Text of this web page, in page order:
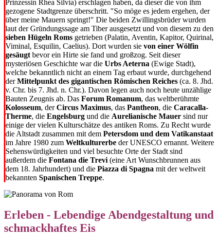
Prinzessin Rhea Silvia) erschlagen haben, da dieser die von ihm
gezogene Stadtgrenze überschritt. "So möge es jedem ergehen, der
über meine Mauern springt!" Die beiden Zwillingsbrüder wurden
laut der Gründungssage am Tiber ausgesetzt und von diesem zu den
sieben Hügeln Roms getrieben (Palatin, Aventin, Kapitor, Quirinal,
Viminal, Esquilin, Caelius). Dort wurden sie von einer Wölfin
gesäugt bevor ein Hirte sie fand und großzog. Seit dieser
mysteriösen Geschichte war die Urbs Aeterna (Ewige Stadt),
welche bekanntlich nicht an einem Tag erbaut wurde, durchgehend
derMittelpunkt des gigantischen Römischen Reiches (ca. 8. Jhd.
v. Chr. bis 7. Jhd. n. Chr.). Davon legen auch noch heute unzählige
Bauten Zeugnis ab. Das Forum Romanum, das weltberühmte
Kolosseum, derCircus Maximus, das Pantheon, die Caracalla-
Therme, die Engelsburg und die Aurelianische Mauer sind nur
einige der vielen Kulturschätze des antiken Roms. Zu Recht wurde
die Altstadt zusammen mit dem Petersdom und dem Vatikanstaat
im Jahre 1980 zum Weltkulturerbe der UNESCO ernannt. Weitere
Sehenswürdigkeiten und viel besuchte Orte der Stadt sind
außerdem die Fontana die Trevi (eine Art Wunschbrunnen aus
dem 18. Jahrhundert) und die Piazza di Spagna mit der weltweit
bekannten Spanischen Treppe.
Erleben - Lebendige Abendgestaltung und
schmackhaftes Eis